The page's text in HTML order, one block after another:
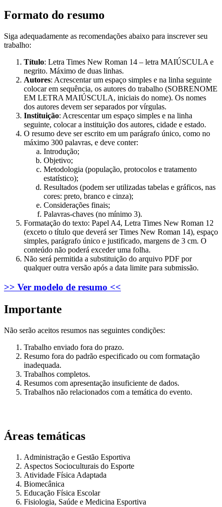
Formato do resumo
Siga adequadamente as recomendações abaixo para inscrever seu
trabalho:
Título: Letra Times New Roman 14 – letra MAIÚSCULA e
negrito. Máximo de duas linhas.
Autores: Acrescentar um espaço simples e na linha seguinte
colocar em sequência, os autores do trabalho (SOBRENOME
EM LETRA MAIÚSCULA, iniciais do nome). Os nomes
dos autores devem ser separados por vírgulas.
Instituição: Acrescentar um espaço simples e na linha
seguinte, colocar a instituição dos autores, cidade e estado.
O resumo deve ser escrito em um parágrafo único, como no
máximo 300 palavras, e deve conter:
Introdução;
Objetivo;
Metodologia (população, protocolos e tratamento
estatístico);
Resultados (podem ser utilizadas tabelas e gráficos, nas
cores: preto, branco e cinza);
Considerações finais;
Palavras-chaves (no mínimo 3).
Formatação do texto: Papel A4, Letra Times New Roman 12
(exceto o título que deverá ser Times New Roman 14), espaço
simples, parágrafo único e justificado, margens de 3 cm. O
conteúdo não poderá exceder uma folha.
Não será permitida a substituição do arquivo PDF por
qualquer outra versão após a data limite para submissão.
>> Ver modelo de resumo <<
Importante
Não serão aceitos resumos nas seguintes condições:
Trabalho enviado fora do prazo.
Resumo fora do padrão especificado ou com formatação
inadequada.
Trabalhos completos.
Resumos com apresentação insuficiente de dados.
Trabalhos não relacionados com a temática do evento.
Áreas temáticas
Administração e Gestão Esportiva
Aspectos Socioculturais do Esporte
Atividade Física Adaptada
Biomecânica
Educação Física Escolar
Fisiologia, Saúde e Medicina Esportiva